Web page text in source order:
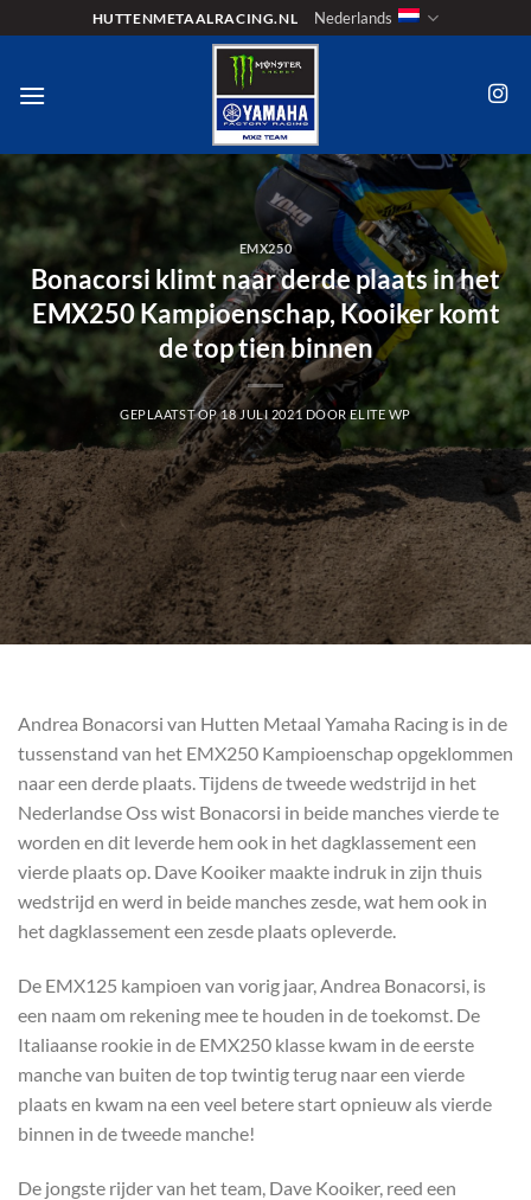
naar
HUTTENMETAALRACING.NL Nederlands
EMX250
Bonacorsi klimt naar derde plaats in het
EMX250 Kampioenschap, Kooiker komt
de top tien binnen
GEPLAATST OP18 JULI 2021 DOORELITE WP
Andrea Bonacorsi van Hutten Metaal Yamaha Racing is in de
tussenstand van het EMX250 Kampioenschap opgeklommen
naar een derde plaats. Tijdens de tweede wedstrijd in het
Nederlandse Oss wist Bonacorsi in beide manches vierde te
worden en dit leverde hem ook in het dagklassement een
vierde plaats op. Dave Kooiker maakte indruk in zijn thuis
wedstrijd en werd in beide manches zesde, wat hem ook in
het dagklassement een zesde plaats opleverde.
De EMX125 kampioen van vorig jaar, Andrea Bonacorsi, is
een naam om rekening mee te houden in de toekomst. De
Italiaanse rookie in de EMX250 klasse kwam in de eerste
manche van buiten de top twintig terug naar een vierde
plaats en kwam na een veel betere start opnieuw als vierde
binnen in de tweede manche!
De jongste rijder van het team, Dave Kooiker, reed een